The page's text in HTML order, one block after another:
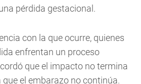
pérdida gestacional.
con la que ocurre, quienes
enfrentan un proceso
que el impacto no termina
el embarazo no continúa.